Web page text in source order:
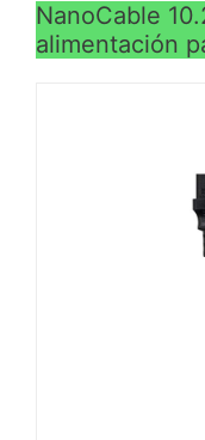
NanoCable
alimentación